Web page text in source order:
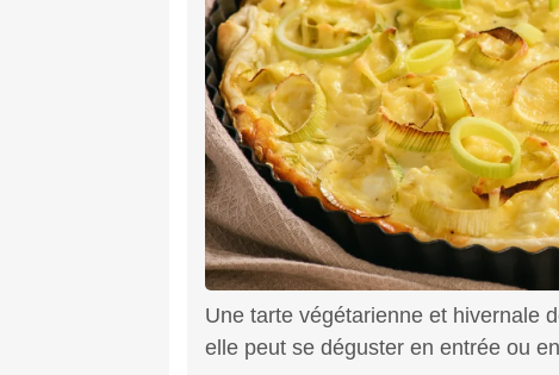
Une tarte végétarienne et hivernale
elle peut se déguster en entrée ou